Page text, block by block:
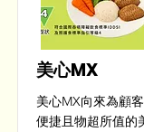
美心MX
美心MX向來為顧
便捷且物超所值的